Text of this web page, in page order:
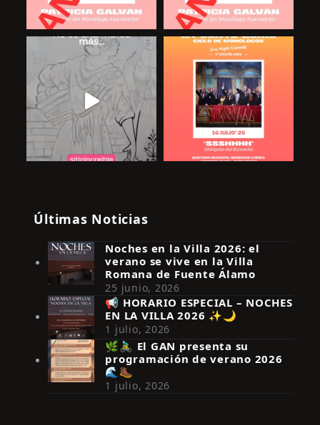
Síguenos en Instagram
Últimas Noticias
Noches en la Villa 2026: el
verano se vive en la Villa
Romana de Fuente Álamo
25 junio, 2026
📢 HORARIO ESPECIAL – NOCHES
EN LA VILLA 2026 ✨🌙
1 julio, 2026
🌿🚴‍♂️ El GAN presenta su
programación de verano 2026
🌊🥾
1 julio, 2026